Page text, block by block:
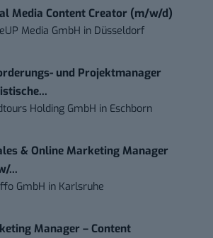
Media Content Creator (m/w/d)
Media GmbH in Düsseldorf
und Projektmanager
Holding GmbH in Eschborn
& Online Marketing Manager
...
GmbH in Karlsruhe
Manager – Content